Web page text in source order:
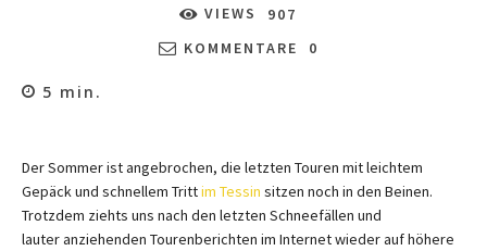
VIEWS
907
KOMMENTARE
0
5 min.
Der Sommer ist angebrochen, die letzten Touren mit leichtem
Gepäck und schnellem Trittim Tessin sitzen noch in den Beinen.
Trotzdem ziehts uns nach den letzten Schneefällen und
lauter anziehenden Tourenberichten im Internet wieder auf höhere